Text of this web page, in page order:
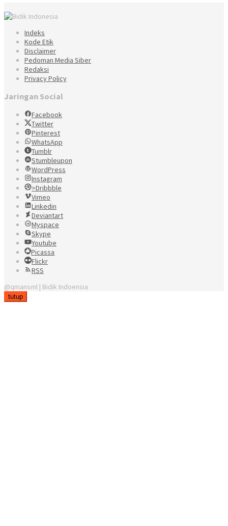
Indeks
Kode Etik
Disclaimer
Pedoman Media Siber
Redaksi
Privacy Policy
Jaringan Social
Facebook
Twitter
Pinterest
WhatsApp
Tumblr
Stumbleupon
WordPress
Instagram
>Dribbble
Vimeo
Linkedin
Deviantart
Myspace
Skype
Youtube
Picassa
Flickr
RSS
@qmansml | Bidik Indoensia
tutup